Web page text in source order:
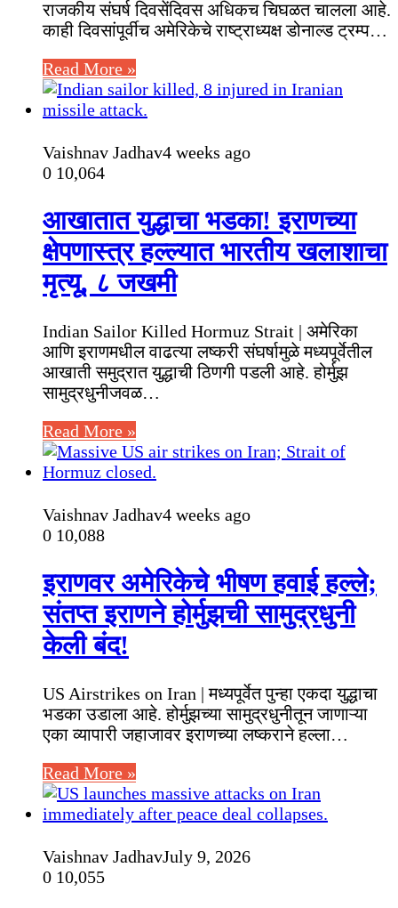
राजकीय संघर्ष दिवसेंदिवस अधिकच चिघळत चालला आहे.
काही दिवसांपूर्वीच अमेरिकेचे राष्ट्राध्यक्ष डोनाल्ड ट्रम्प…
Read More »
Vaishnav Jadhav4 weeks ago
0 10,064
आखातात युद्धाचा भडका! इराणच्या
क्षेपणास्त्र हल्ल्यात भारतीय खलाशाचा
मृत्यू, ८ जखमी
Indian Sailor Killed Hormuz Strait | अमेरिका
आणि इराणमधील वाढत्या लष्करी संघर्षामुळे मध्यपूर्वेतील
आखाती समुद्रात युद्धाची ठिणगी पडली आहे. होर्मुझ
सामुद्रधुनीजवळ…
Read More »
Vaishnav Jadhav4 weeks ago
0 10,088
इराणवर अमेरिकेचे भीषण हवाई हल्ले;
संतप्त इराणने होर्मुझची सामुद्रधुनी
केली बंद!
US Airstrikes on Iran | मध्यपूर्वेत पुन्हा एकदा युद्धाचा
भडका उडाला आहे. होर्मुझच्या सामुद्रधुनीतून जाणाऱ्या
एका व्यापारी जहाजावर इराणच्या लष्कराने हल्ला…
Read More »
Vaishnav JadhavJuly 9, 2026
0 10,055